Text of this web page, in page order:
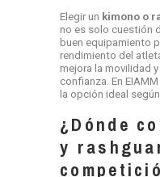
Elegir un kimono o
no es solo cuestión
buen equipamiento
rendimiento del
mejora la movilidad
confianza. En
la opción ideal
¿Dónde
y